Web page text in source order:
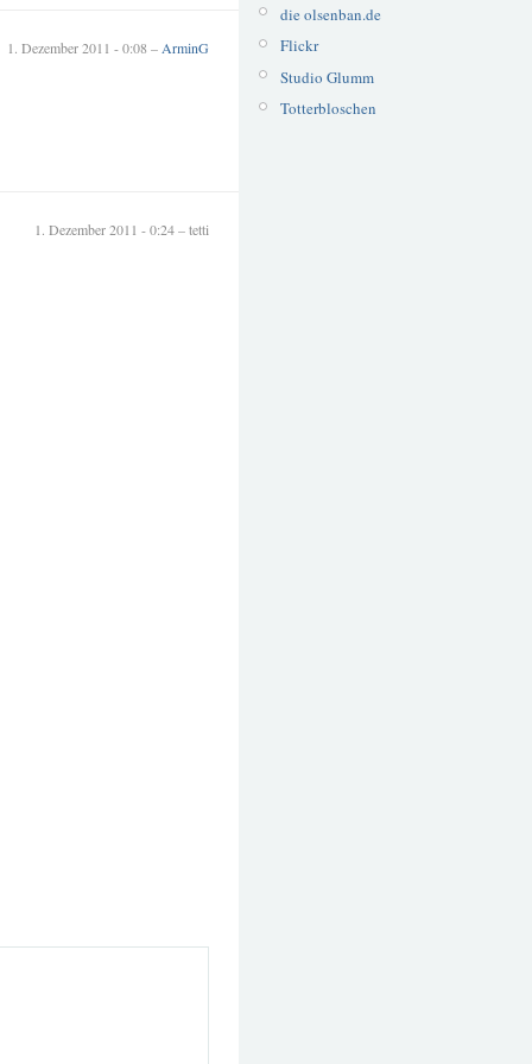
1. Dezember 2011 - 0:08 – ArminG
1. Dezember 2011 - 0:24 – tetti
die olsenban.de
Flickr
Studio Glumm
Totterbloschen